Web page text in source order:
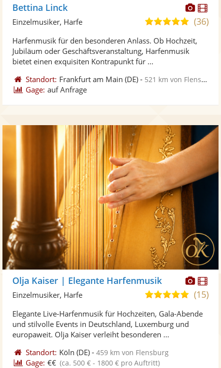
Fotos
Bettina Linck
5,0
5
(36)
Einzelmusiker, Harfe
Harfenmusik für den besonderen Anlass. Ob Hochzeit,
Jubiläum oder Geschäftsveranstaltung, Harfenmusik
bietet einen exquisiten Kontrapunkt für ...
Standort: Frankfurt am Main (DE) - 521 km von Flensburg
Gage: auf Anfrage
Fotos
Olja Kaiser | Elegante Harfenmusik
5,0
5
(15)
Einzelmusiker, Harfe
Elegante Live-Harfenmusik für Hochzeiten, Gala-Abende
und stilvolle Events in Deutschland, Luxemburg und
europaweit. Olja Kaiser verleiht besonderen ...
Standort: Köln (DE) -459 km von Flensburg
Gage: €€ (ca. 500 € - 1800 € pro Auftritt)